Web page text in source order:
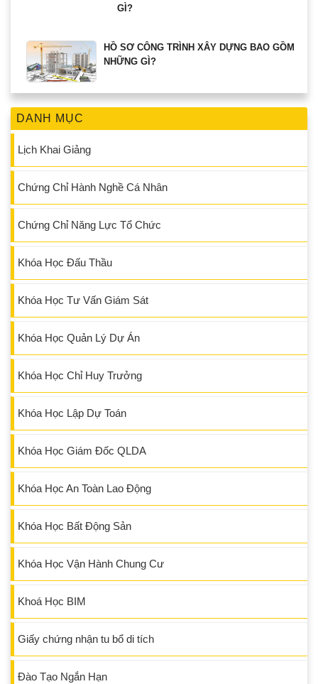
DANH MỤC
Lịch Khai Giảng
Chứng Chỉ Hành Nghề Cá Nhân
Chứng Chỉ Năng Lực Tổ Chức
Khóa Học Đấu Thầu
Khóa Học Tư Vấn Giám Sát
Khóa Học Quản Lý Dự Án
Khóa Học Chỉ Huy Trưởng
Khóa Học Lập Dự Toán
Khóa Học Giám Đốc QLDA
Khóa Học An Toàn Lao Động
Khóa Học Bất Động Sản
Khóa Học Vận Hành Chung Cư
Khoá Học BIM
Giấy chứng nhận tu bổ di tích
Đào Tạo Ngắn Hạn
GÌ?
HỒ SƠ CÔNG TRÌNH XÂY DỰNG BAO GỒM
NHỮNG GÌ?